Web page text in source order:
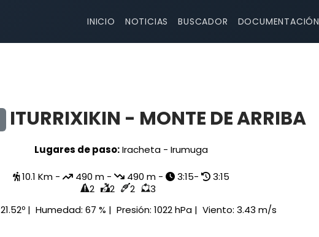
INICIO NOTICIAS BUSCADOR DOCUMENTACIÓN
ITURRIXIKIN - MONTE DE ARRIBA
Lugares de paso:Iracheta - Irumuga
10.1 Km - 490 m - 490 m - 3:15-
3:15
2
2 2
3
21.52º | Humedad: 67 % | Presión: 1022 hPa | Viento: 3.43 m/s